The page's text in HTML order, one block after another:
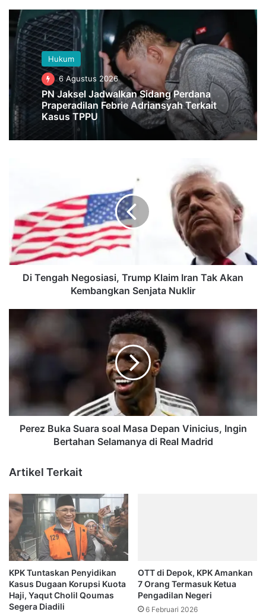
Hukum
6 Agustus 2026
PN Jaksel Jadwalkan Sidang Perdana
Praperadilan Febrie Adriansyah Terkait
Kasus TPPU
Klaim
Iran
Tak
Akan
Kembangkan
SenjataDi Tengah Negosiasi, Trump Klaim Iran Tak Akan
Kembangkan Senjata Nuklir
Suara
Masa
Depan
Bertahan
Selamanya
Perez Buka Suara soal Masa Depan Vinicius, Ingin
Bertahan Selamanya di Real Madrid
Artikel Terkait
KPK Tuntaskan Penyidikan
Kasus Dugaan Korupsi Kuota
Haji, Yaqut Cholil Qoumas
Segera Diadili
OTT di Depok, KPK Amankan
7 Orang Termasuk Ketua
Pengadilan Negeri
6 Februari 2026